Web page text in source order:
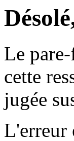
Le
cette
jugée
L'erreur